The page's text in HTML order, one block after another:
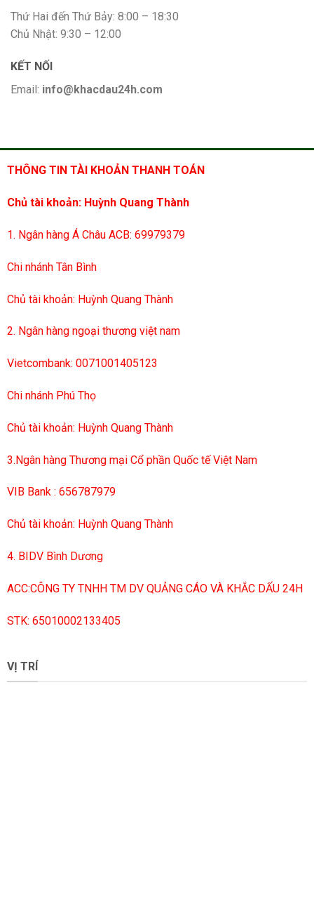
Thứ Hai đến Thứ Bảy: 8:00 – 18:30
Chủ Nhật: 9:30 – 12:00
KẾT NỐI
Email: info@khacdau24h.com
THÔNG TIN TÀI KHOẢN THANH TOÁN
Chủ tài khoản: Huỳnh Quang Thành
1. Ngân hàng Á Châu ACB: 69979379
Chi nhánh Tân Bình
Chủ tài khoản: Huỳnh Quang Thành
2. Ngân hàng ngoại thương việt nam
Vietcombank: 0071001405123
Chi nhánh Phú Thọ
Chủ tài khoản: Huỳnh Quang Thành
3.Ngân hàng Thương mại Cổ phần Quốc tế Việt Nam
VIB Bank : 656787979
Chủ tài khoản: Huỳnh Quang Thành
4. BIDV Bình Dương
ACC:CÔNG TY TNHH TM DV QUẢNG CÁO VÀ KHẮC DẤU 24H
STK: 65010002133405
VỊ TRÍ